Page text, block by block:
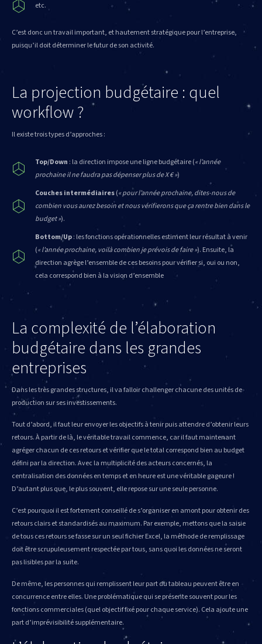
etc.
C’est donc un travail important, et hautement stratégique pour l’entreprise,
puisqu’il doit déterminer le futur de son activité.
La projection budgétaire : quel
workflow ?
Il existe trois types d’approches :
Top/Down : la direction impose une ligne budgétaire (« l’année
prochaine il ne faudra pas dépenser plus de X € »)
Couches intermédiaires(« pour l’année prochaine, dites-nous de
combien vous aurez besoin et nous vérifierons que ça rentre bien dans le
budget »).
Bottom/Up: les fonctions opérationnelles estiment leur résultat à venir
(« l’année prochaine, voilà combien je prévois de faire »). Ensuite, la
direction agrège l’ensemble de ces besoins pour vérifier si, oui ou non,
cela correspond bien à la vision d’ensemble
La complexité de l’élaboration
budgétaire dans les grandes
entreprises
Dans les très grandes structures, il va falloir challenger chacune des unités de
production sur ses investissements.
Tout d’abord, il faut leur envoyer les objectifs à tenir puis attendre d’obtenir leurs
retours. À partir de là, le véritable travail commence, car il faut maintenant
agréger chacun de ces retours et vérifier que le total correspond bien au budget
défini par la direction. Avec la multiplicité des acteurs concernés, la
centralisation des données en temps et en heure est une véritable gageure !
D’autant plus que, le plus souvent, elle repose sur une seule personne.
C’est pourquoi il est fortement conseillé de s’organiser en amont pour obtenir des
retours clairs et standardisés au maximum. Par exemple, mettons que la saisie
de tous ces retours se fasse sur un seul fichier Excel, la méthode de remplissage
doit être scrupuleusement respectée par tous, sans quoi les données ne seront
pas lisibles par la suite.
De même, les personnes qui remplissent leur part du tableau peuvent être en
concurrence entre elles. Une problématique qui se présente souvent pour les
fonctions commerciales (quel objectif fixé pour chaque service). Cela ajoute une
part d’imprévisibilité supplémentaire.